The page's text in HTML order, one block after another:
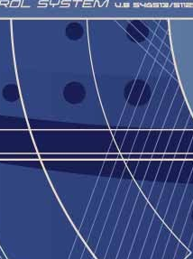
מדינת ישראל נכנעה. נכנעה למסרים
הממשלה, פן יתייגו אותם כאנטי
יהודים". 250 אלף צעדו למען
חודש יוני 2019, יותר מבכל
נירוונה של מדינת שפע שכל בעיותיה
בלבד, אפילו לא לאחרות.
עיר ידידותית לאוטיסטים. את
מבינים, הקהילה הגאה הבינה
האם אני "מוגבל"? התשובה: כן. אבל
השיח המתקיים בו והעיצוב השורר בו,
שכבת הגנה שורפים את גופי עד אפר.